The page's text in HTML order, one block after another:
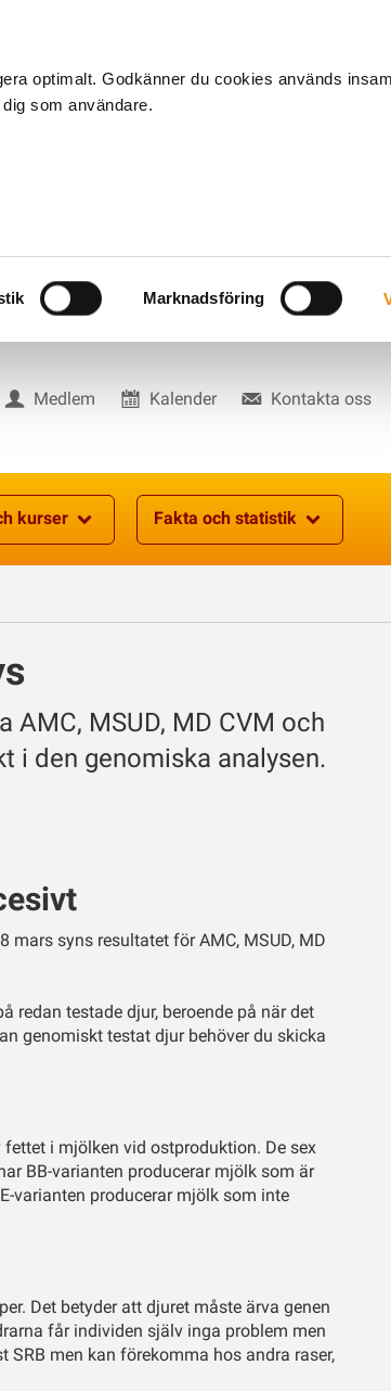
optimalt. Godkänner du cookies används
som användare.
Marknadsföring
Medlem Kalender Kontakta oss
kurser Fakta och statistik
AMC, MSUD, MD CVM och
i den genomiska analysen.
mars syns resultatet för AMC, MSUD, MD
redan testade djur, beroende på när det
genomiskt testat djur behöver du skicka
i mjölken vid ostproduktion. De sex
BB-varianten producerar mjölk som är
varianten producerar mjölk som inte
Det betyder att djuret måste ärva genen
får individen själv inga problem men
men kan förekomma hos andra raser,